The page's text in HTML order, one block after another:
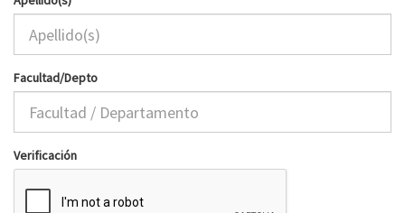
Facultad/Depto
Verificación